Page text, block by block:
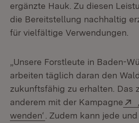
ergänzte Hauk. Zu diesen
die Bereitstellung nachhaltig
für vielfältige Verwendungen.
„Unsere Forstleute in Baden-
arbeiten täglich daran den
zukunftsfähig zu erhalten. Das
anderem mit der Kampagne
wenden‘ (Öffnet in neuem
. Zudem kann jede